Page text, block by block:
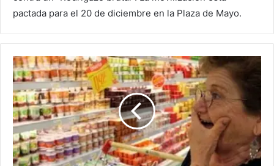
pactada para el 20 de diciembre en la Plaza de Mayo.